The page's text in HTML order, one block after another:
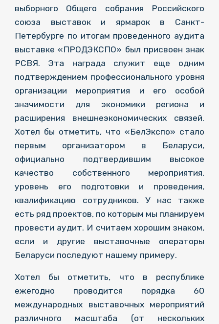
выборного Общего собрания Российского
союза выставок и ярмарок в Санкт-
Петербурге по итогам проведенного аудита
выставке «ПРОДЭКСПО» был присвоен знак
РСВЯ. Эта награда служит еще одним
подтверждением профессионального уровня
организации мероприятия и его особой
значимости для экономики региона и
расширения внешнеэкономических связей.
Хотел бы отметить, что «БелЭкспо» стало
первым организатором в Беларуси,
официально подтвердившим высокое
качество собственного мероприятия,
уровень его подготовки и проведения,
квалификацию сотрудников. У нас также
есть ряд проектов, по которым мы планируем
провести аудит. И считаем хорошим знаком,
если и другие выставочные операторы
Беларуси последуют нашему примеру.
Хотел бы отметить, что в республике
ежегодно проводится порядка 60
международных выставочных мероприятий
различного масштаба (от нескольких